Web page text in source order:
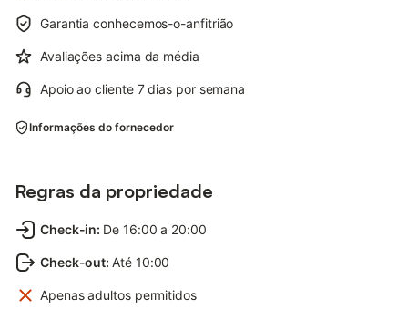
Garantia conhecemos-o-anfitrião
Avaliações acima da média
Apoio ao cliente 7 dias por semana
Informações do fornecedor
Regras da propriedade
Check-in: De 16:00 a 20:00
Check-out: Até 10:00
Apenas adultos permitidos